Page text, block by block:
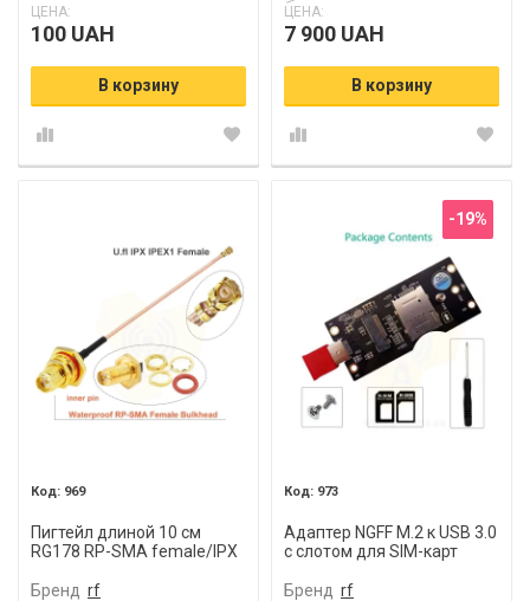
ЦЕНА:
100 UAH
В корзину
ЦЕНА:
7 900 UAH
В корзину
969
Пигтейл длиной 10 см
RG178 RP-SMA female/IPX
Бренд rf
-19%
973
Адаптер NGFF M.2 к USB 3.0
с слотом для SIM-карт
Бренд rf